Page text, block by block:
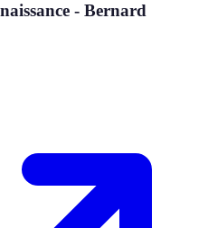
- Bernard